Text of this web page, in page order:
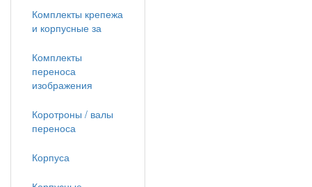
Комплекты крепежа
и корпусные за
Комплекты
переноса
изображения
Коротроны / валы
переноса
Корпуса